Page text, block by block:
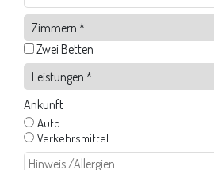
Zwei Betten
Ankunft
Auto
Verkehrsmittel